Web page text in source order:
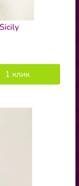
1 клик